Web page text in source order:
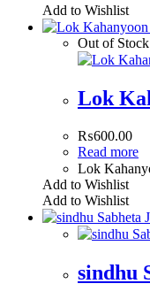
Add to Wishlist
Out of Stock
₨600.00
Read more
Add to Wishlist
Add to Wishlist